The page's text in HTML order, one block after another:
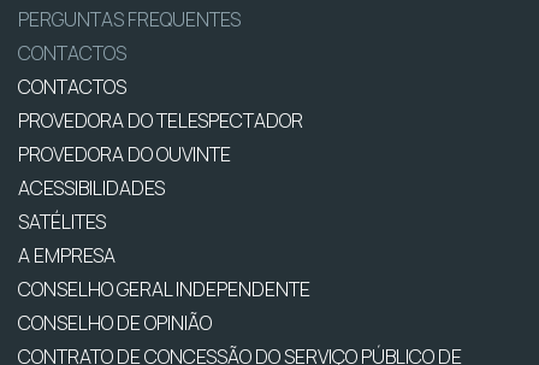
PERGUNTAS FREQUENTES
CONTACTOS
CONTACTOS
PROVEDORA DO TELESPECTADOR
PROVEDORA DO OUVINTE
ACESSIBILIDADES
SATÉLITES
A EMPRESA
CONSELHO GERAL INDEPENDENTE
CONSELHO DE OPINIÃO
CONTRATO DE CONCESSÃO DO SERVIÇO PÚBLICO DE